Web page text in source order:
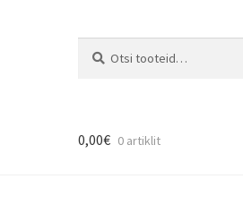
0,00€ 0 artiklit